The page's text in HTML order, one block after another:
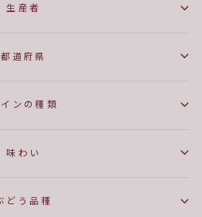
生産者
都道府県
インの種類
味わい
どう品種